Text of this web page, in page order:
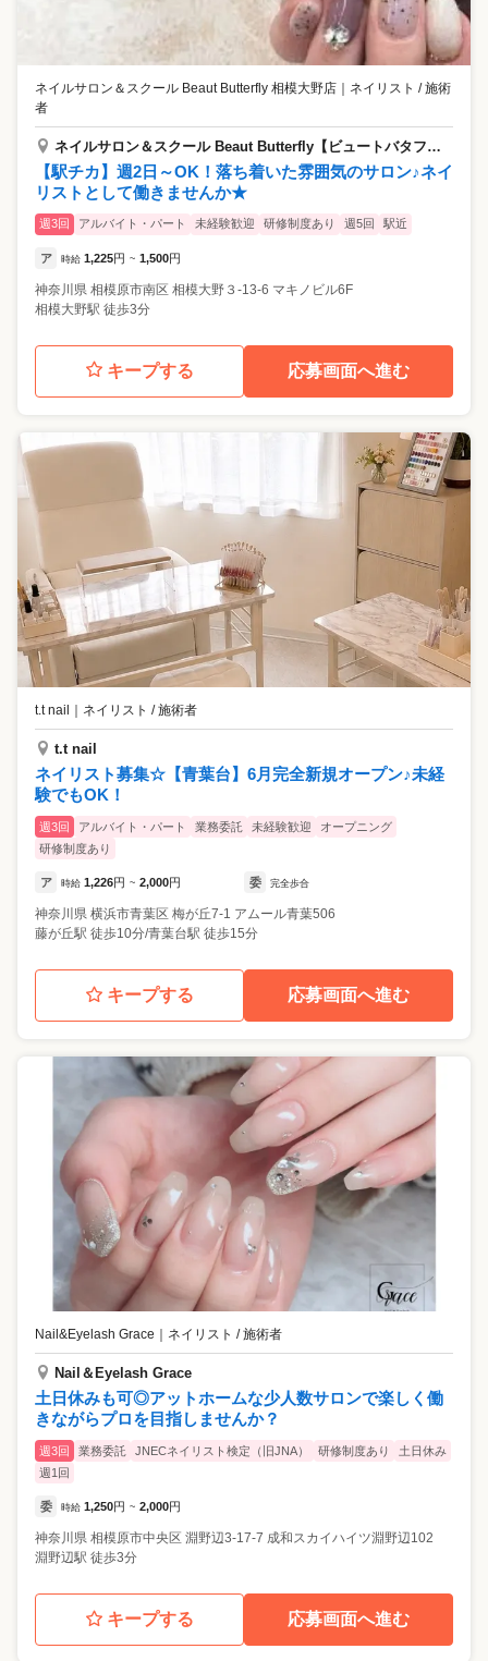
ネイルサロン＆スクール Beaut Butterfly 相模大野店 ｜ ネイリスト / 施術
者
ネイルサロン＆スクール Beaut Butterfly【ビュートバタフライ】相模大野店
【駅チカ】週2日～OK！落ち着いた雰囲気のサロン♪ネイ
リストとして働きませんか★
週3回 アルバイト・パート 未経験歓迎 研修制度あり 週5回 駅近
ア 時給 1,225円 ~ 1,500円
神奈川県 相模原市南区 相模大野３-13-6 マキノビル6F
相模大野駅 徒歩3分
キープする 応募画面へ進む
t.t nail ネイリスト / 施術者
t.t nail
ネイリスト募集☆【青葉台】6月完全新規オープン♪未経
験でもOK！
週3回 アルバイト・パート 業務委託 未経験歓迎
オープニング
研修制度あり
ア 時給 1,226円 ~ 2,000円 委 完全歩合
神奈川県 横浜市青葉区 梅が丘7-1 アムール青葉506
藤が丘駅 徒歩10分/青葉台駅 徒歩15分
キープする 応募画面へ進む
Nail&Eyelash Grace ネイリスト / 施術者
Nail＆Eyelash Grace
土日休みも可◎アットホームな少人数サロンで楽しく働
きながらプロを目指しませんか？
週3回 業務委託 JNECネイリスト検定（旧JNA） 研修制度あり
土日休み
週1回
委 時給 1,250円 ~ 2,000円
神奈川県 相模原市中央区 淵野辺3-17-7 成和スカイハイツ淵野辺102
淵野辺駅 徒歩3分
キープする 応募画面へ進む